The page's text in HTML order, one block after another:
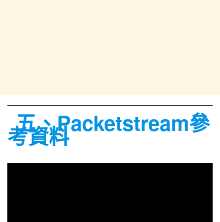
五、Packetstream參
考資料